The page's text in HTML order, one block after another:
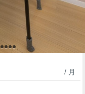
/ 月